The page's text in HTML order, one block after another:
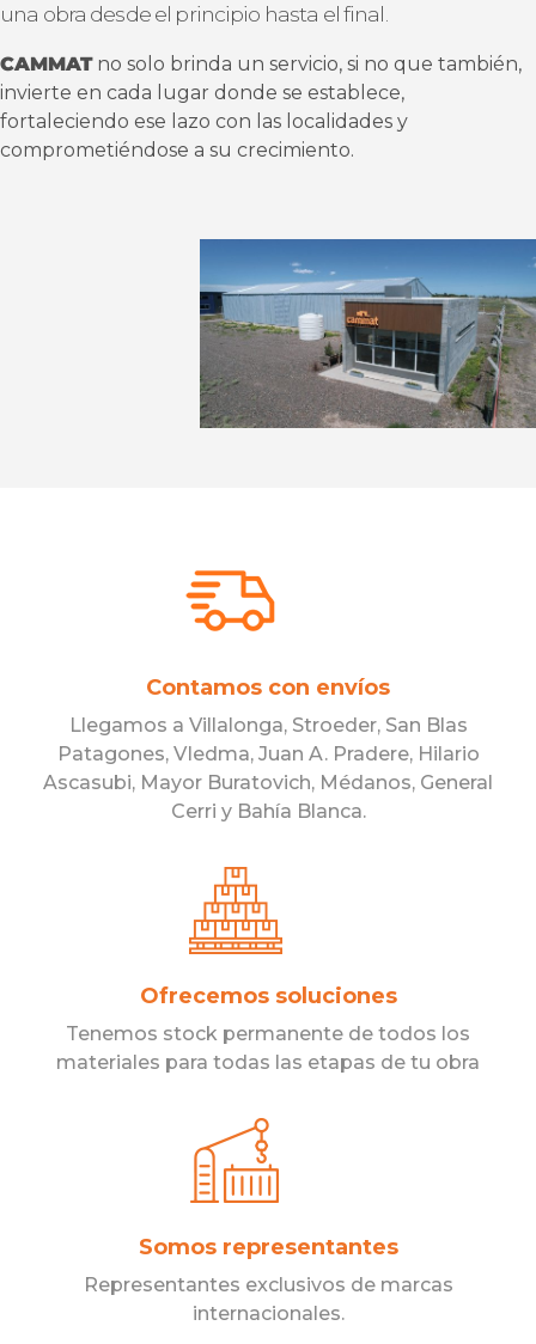
una obra desde el principio hasta el final.
CAMMATno solo brinda un servicio, si no que también,
invierte en cada lugar donde se establece,
fortaleciendo ese lazo con las localidades y
comprometiéndose a su crecimiento.
Contamos con envíos
Llegamos a Villalonga, Stroeder, San Blas
Patagones, VIedma, Juan A. Pradere, Hilario
Ascasubi, Mayor Buratovich, Médanos, General
Cerri y Bahía Blanca.
Ofrecemos soluciones
Tenemos stock permanente de todos los
materiales para todas las etapas de tu obra
Somos representantes
Representantes exclusivos de marcas
internacionales.